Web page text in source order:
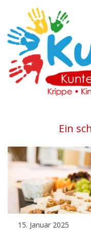
Ein
15. Januar 2025